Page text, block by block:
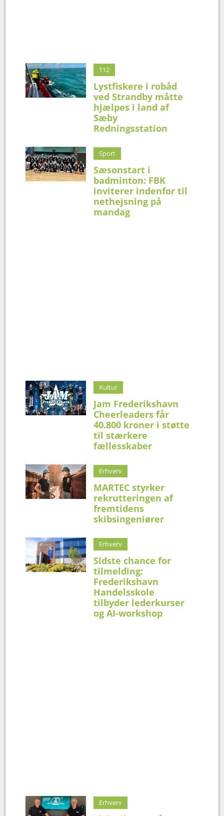
112
Lystfiskere i robåd
ved Strandby måtte
hjælpes i land af
Sæby
Redningsstation
Sport
Sæsonstart i
badminton: FBK
inviterer indenfor til
nethejsning på
mandag
Kultur
Jam Frederikshavn
Cheerleaders får
40.800 kroner i støtte
til stærkere
fællesskaber
Erhverv
MARTEC styrker
rekrutteringen af
fremtidens
skibsingeniører
Erhverv
Sidste chance for
tilmelding:
Frederikshavn
Handelsskole
tilbyder lederkurser
og AI-workshop
Erhverv